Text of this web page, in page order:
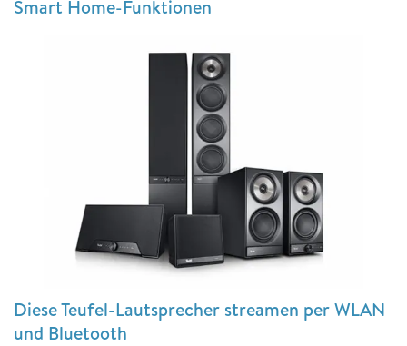
Smart Home-Funktionen
Diese Teufel-Lautsprecher streamen per WLAN
und Bluetooth